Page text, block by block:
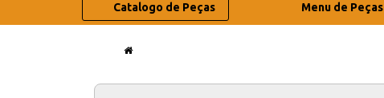
Catalogo de Peças Menu de Peças